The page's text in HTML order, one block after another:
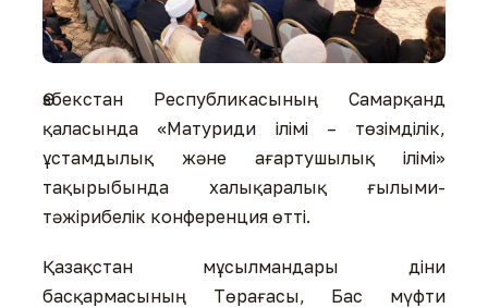
Өзбекстан Республикасының Самарқанд
қаласында «Матуриди ілімі – төзімділік,
ұстамдылық және ағартушылық ілімі»
тақырыбында халықаралық ғылыми-
тәжірибелік конференция өтті.
Қазақстан мұсылмандары діни
басқармасының Төрағасы, Бас мүфти